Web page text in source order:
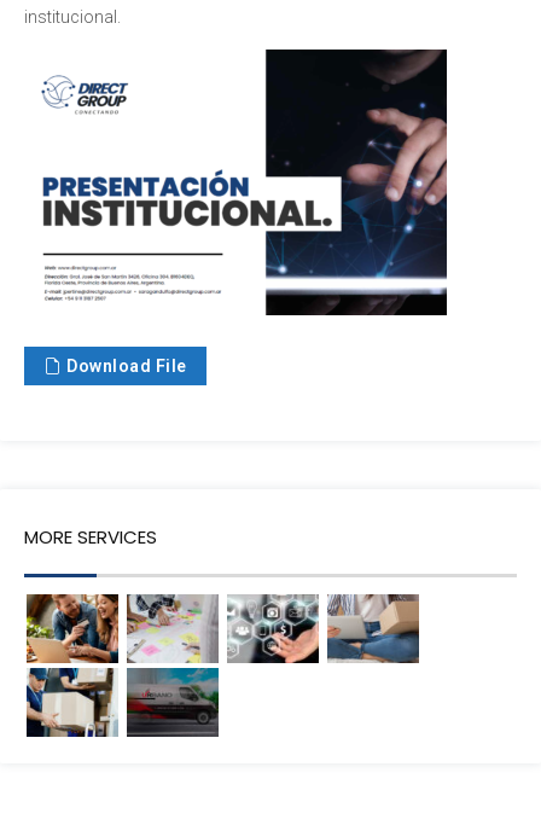
institucional.
Download File
MORE SERVICES